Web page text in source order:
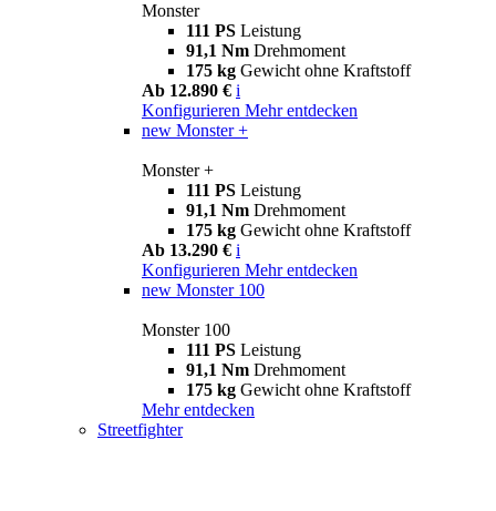
Monster
111 PS Leistung
91,1 Nm Drehmoment
175 kg Gewicht ohne Kraftstoff
Ab 12.890 € i
Konfigurieren Mehr entdecken
new Monster +
Monster +
111 PS Leistung
91,1 Nm Drehmoment
175 kg Gewicht ohne Kraftstoff
Ab 13.290 € i
Konfigurieren Mehr entdecken
new Monster 100
Monster 100
111 PS Leistung
91,1 Nm Drehmoment
175 kg Gewicht ohne Kraftstoff
Mehr entdecken
Streetfighter